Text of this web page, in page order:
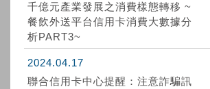
千億元產業發展之消費樣態轉移 ~
餐飲外送平台信用卡消費大數據分
析PART3~
2024.04.17
聯合信用卡中心提醒：注意詐騙訊